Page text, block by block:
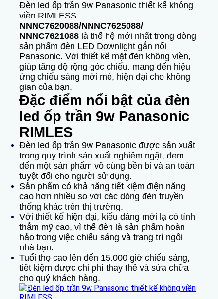
Đèn led ốp trần 9w Panasonic thiết kế không
viền RIMLESS
NNNC7620088/NNNC7625088/
NNNC7621088 là thế hệ mới nhất trong dòng
sản phẩm đèn LED Downlight gắn nổi
Panasonic. Với thiết kế mặt đèn không viền,
giúp tăng độ rộng góc chiếu, mang đến hiệu
ứng chiếu sáng mới mẻ, hiện đại cho không
gian của bạn.
Đặc điểm nổi bật của đèn
led ốp trần 9w Panasonic
RIMLES
Đèn led ốp trần 9w Panasonic được sản xuất
trong quy trình sản xuất nghiêm ngặt, đem
đến một sản phẩm vô cùng bền bỉ và an toàn
tuyệt đối cho người sử dụng.
Sản phẩm có khả năng tiết kiệm điện năng
cao hơn nhiều so với các dòng đèn truyền
thống khác trên thị trường.
Với thiết kế hiện đại, kiểu dáng mới lạ có tính
thẫm mỹ cao, vì thế đèn là sản phẩm hoàn
hảo trong việc chiếu sáng và trang trí ngôi
nhà bạn.
Tuổi thọ cao lên đến 15.000 giờ chiếu sáng,
tiết kiệm được chi phí thay thế và sửa chữa
cho quý khách hàng.